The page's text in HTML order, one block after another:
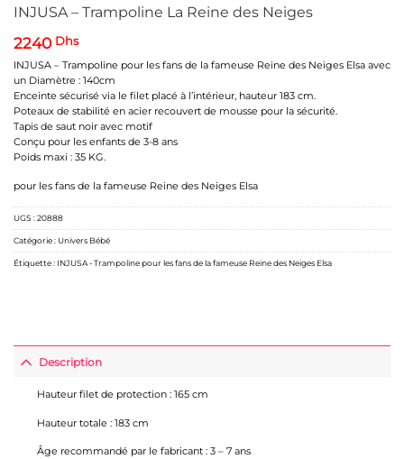
INJUSA – Trampoline La Reine des Neiges
2240 Dhs
INJUSA – Trampoline pour les fans de la fameuse Reine des Neiges Elsa avec
un Diamètre : 140cm
Enceinte sécurisé via le filet placé à l’intérieur, hauteur 183 cm.
Poteaux de stabilité en acier recouvert de mousse pour la sécurité.
Tapis de saut noir avec motif
Conçu pour les enfants de 3-8 ans
Poids maxi : 35 KG.
pour les fans de la fameuse Reine des Neiges Elsa
UGS :20888
Catégorie : Univers Bébé
Étiquette : INJUSA - Trampoline pour les fans de la fameuse Reine des Neiges Elsa
Description
Hauteur filet de protection : 165 cm
Hauteur totale : 183 cm
Âge recommandé par le fabricant : 3 – 7 ans